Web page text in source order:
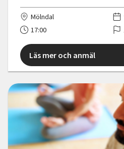
Mölndal
17:00
Läs mer och anmäl